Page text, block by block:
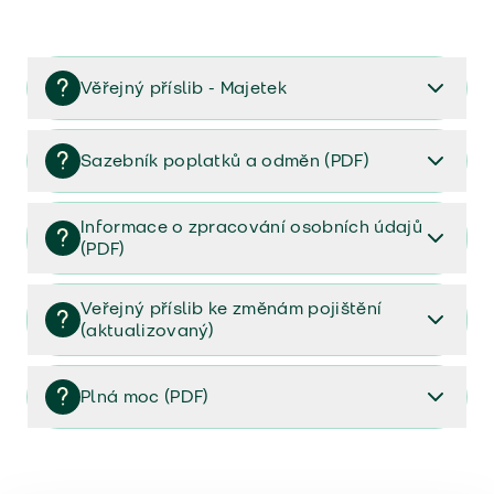
Věřejný příslib - Majetek
Věřejný příslib majetek 2023
Sazebník poplatků a odměn (PDF)
Sazebník poplatků a odměn (PDF)
Informace o zpracování osobních údajů
(PDF)
Informace o zpracování osobních údajů (PDF)
Veřejný příslib ke změnám pojištění
(aktualizovaný)
Veřejný příslib ke změnám pojištění (aktualizovaný)
Plná moc (PDF)